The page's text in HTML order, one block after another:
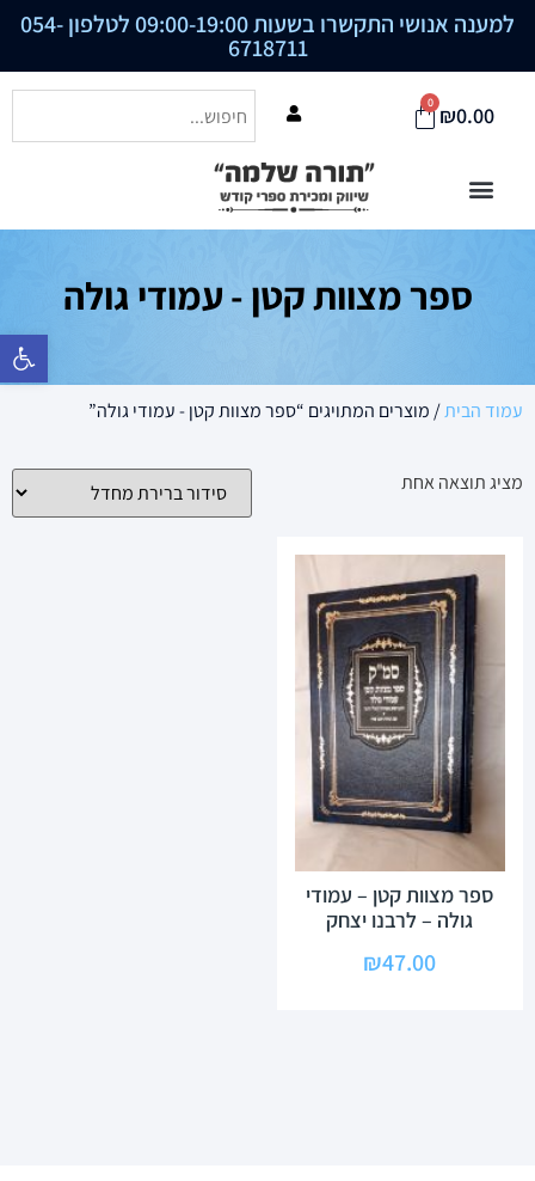
פתח סרגל
למענה אנושי התקשרו בשעות 09:00-19:00 לטלפון 054-
6718711
₪0.00
0
ספר מצוות קטן - עמודי גולה
עמוד הבית/ מוצרים המתויגים “ספר מצוות קטן - עמודי גולה”
מציג תוצאה אחת
ספר מצוות קטן – עמודי
גולה – לרבנו יצחק
₪47.00